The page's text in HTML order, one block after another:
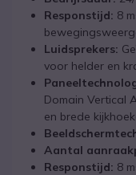
Responstijd: 8
Luidsprekers:
voor helder en
Domain Vertical
en brede
Aantal
Responstijd: 8